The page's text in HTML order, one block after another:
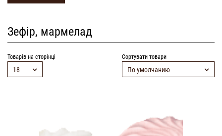
Зефір, мармелад
Товарів на сторінці
18
Сортувати товари
По умолчанию